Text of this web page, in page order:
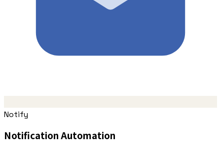
Notify
Notification Automation